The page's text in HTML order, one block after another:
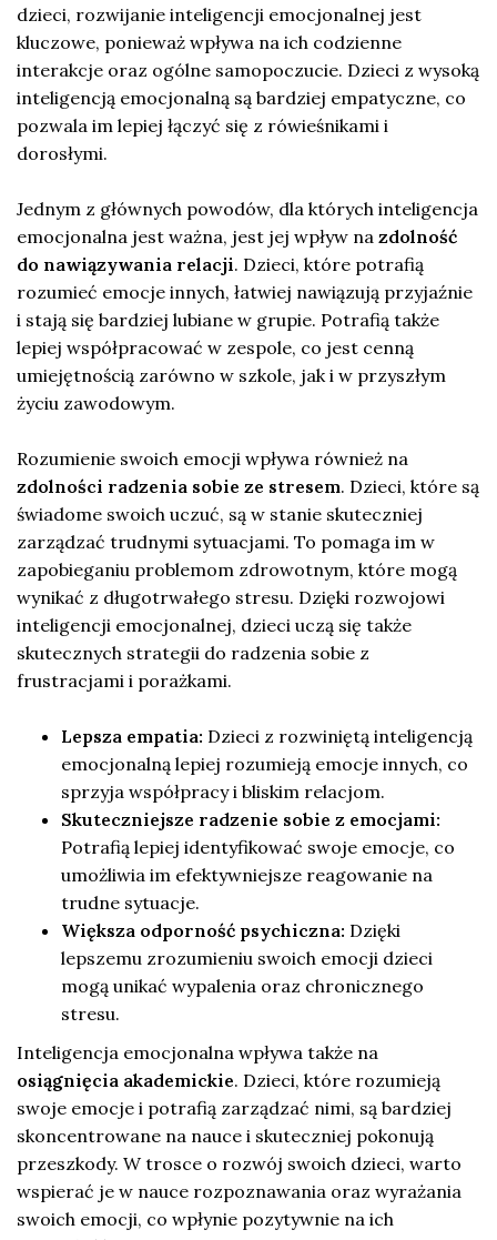
dzieci, rozwijanie inteligencji emocjonalnej jest
kluczowe, ponieważ wpływa na ich codzienne
interakcje oraz ogólne samopoczucie. Dzieci z wysoką
inteligencją emocjonalną są bardziej empatyczne, co
pozwala im lepiej łączyć się z rówieśnikami i
dorosłymi.
Jednym z głównych powodów, dla których inteligencja
emocjonalna jest ważna, jest jej wpływ na zdolność
do nawiązywania relacji. Dzieci, które potrafią
rozumieć emocje innych, łatwiej nawiązują przyjaźnie
i stają się bardziej lubiane w grupie. Potrafią także
lepiej współpracować w zespole, co jest cenną
umiejętnością zarówno w szkole, jak i w przyszłym
życiu zawodowym.
Rozumienie swoich emocji wpływa również na
zdolności radzenia sobie ze stresem. Dzieci, które są
świadome swoich uczuć, są w stanie skuteczniej
zarządzać trudnymi sytuacjami. To pomaga im w
zapobieganiu problemom zdrowotnym, które mogą
wynikać z długotrwałego stresu. Dzięki rozwojowi
inteligencji emocjonalnej, dzieci uczą się także
skutecznych strategii do radzenia sobie z
frustracjami i porażkami.
Lepsza empatia: Dzieci z rozwiniętą inteligencją
emocjonalną lepiej rozumieją emocje innych, co
sprzyja współpracy i bliskim relacjom.
Skuteczniejsze radzenie sobie z emocjami:
Potrafią lepiej identyfikować swoje emocje, co
umożliwia im efektywniejsze reagowanie na
trudne sytuacje.
Większa odporność psychiczna: Dzięki
lepszemu zrozumieniu swoich emocji dzieci
mogą unikać wypalenia oraz chronicznego
stresu.
Inteligencja emocjonalna wpływa także na
osiągnięcia akademickie. Dzieci, które rozumieją
swoje emocje i potrafią zarządzać nimi, są bardziej
skoncentrowane na nauce i skuteczniej pokonują
przeszkody. W trosce o rozwój swoich dzieci, warto
wspierać je w nauce rozpoznawania oraz wyrażania
swoich emocji, co wpłynie pozytywnie na ich